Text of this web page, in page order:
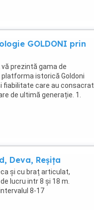
GOLDONI prin
vă prezintă gama de
istorică Goldoni
fiabilitate care au consacrat
de ultimă generație. 1.
Deva, Reșița
și cu braț articulat,
lucru intr 8 și 18 m.
8-17